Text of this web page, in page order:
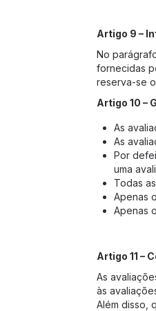
Artigo 9 –
No
fornecidas
reserva-se
Artigo 10 –
As
As
Por
uma
Todas
Apenas
Apenas
Artigo 11 –
As
às
Além disso,